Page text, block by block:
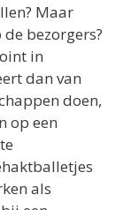
Maar
bezorgers?
in
dan van
doen,
op een
als